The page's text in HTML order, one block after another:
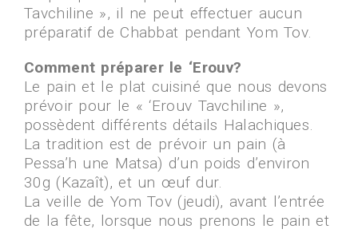
Tavchiline », il ne peut effectuer aucun
préparatif de Chabbat pendant Yom Tov.
Comment préparer le ‘Erouv?
Le pain et le plat cuisiné que nous devons
prévoir pour le « ‘Erouv Tavchiline »,
possèdent différents détails Halachiques.
La tradition est de prévoir un pain (à
Pessa’h une Matsa) d’un poids d’environ
30g (Kazaît), et un œuf dur.
La veille de Yom Tov (jeudi), avant l’entrée
de la fête, lorsque nous prenons le pain et